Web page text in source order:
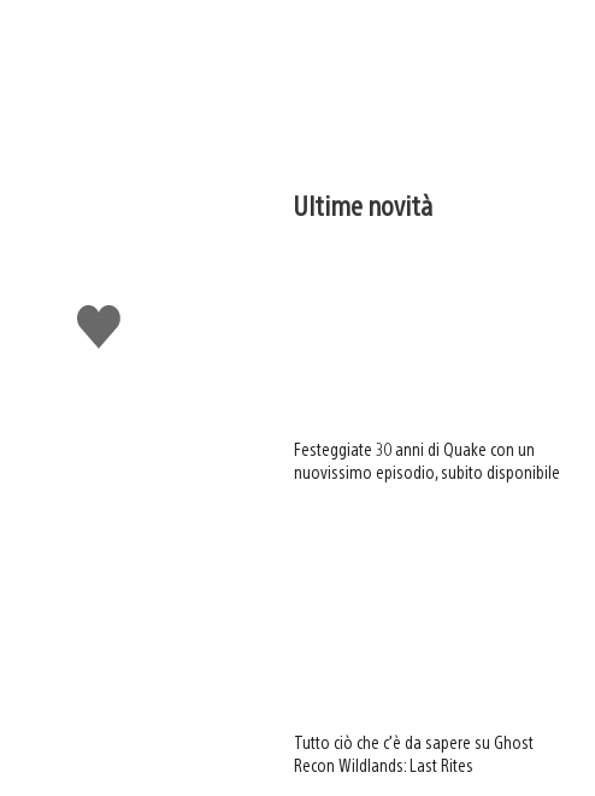
Mi
piace
Ultime novità
Festeggiate 30 anni di Quake con un
nuovissimo episodio, subito disponibile
Tutto ciò che c’è da sapere su Ghost
Recon Wildlands: Last Rites